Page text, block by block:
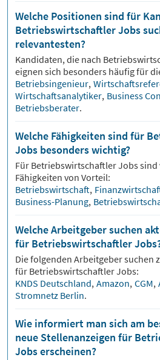
Welche Positionen sind für
Betriebswirtschaftler Jobs
relevantesten?
Kandidaten, die nach
eignen sich besonders häufig für
Betriebsingenieur,
Wirtschaftsanalytiker, Business
Betriebsberater.
Welche Fähigkeiten sind für
Jobs besonders wichtig?
Für BetriebswirtschaftlerJobs sind
Fähigkeiten von Vorteil:
Betriebswirtschaft,
Business-Planung,
Welche Arbeitgeber suchen
für Betriebswirtschaftler
Die folgenden Arbeitgeber suchen
für BetriebswirtschaftlerJobs:
KNDS Deutschland, Amazon, CGM,
Stromnetz Berlin.
Wie informiert man sich am
neue Stellenanzeigen für
Jobs erscheinen?